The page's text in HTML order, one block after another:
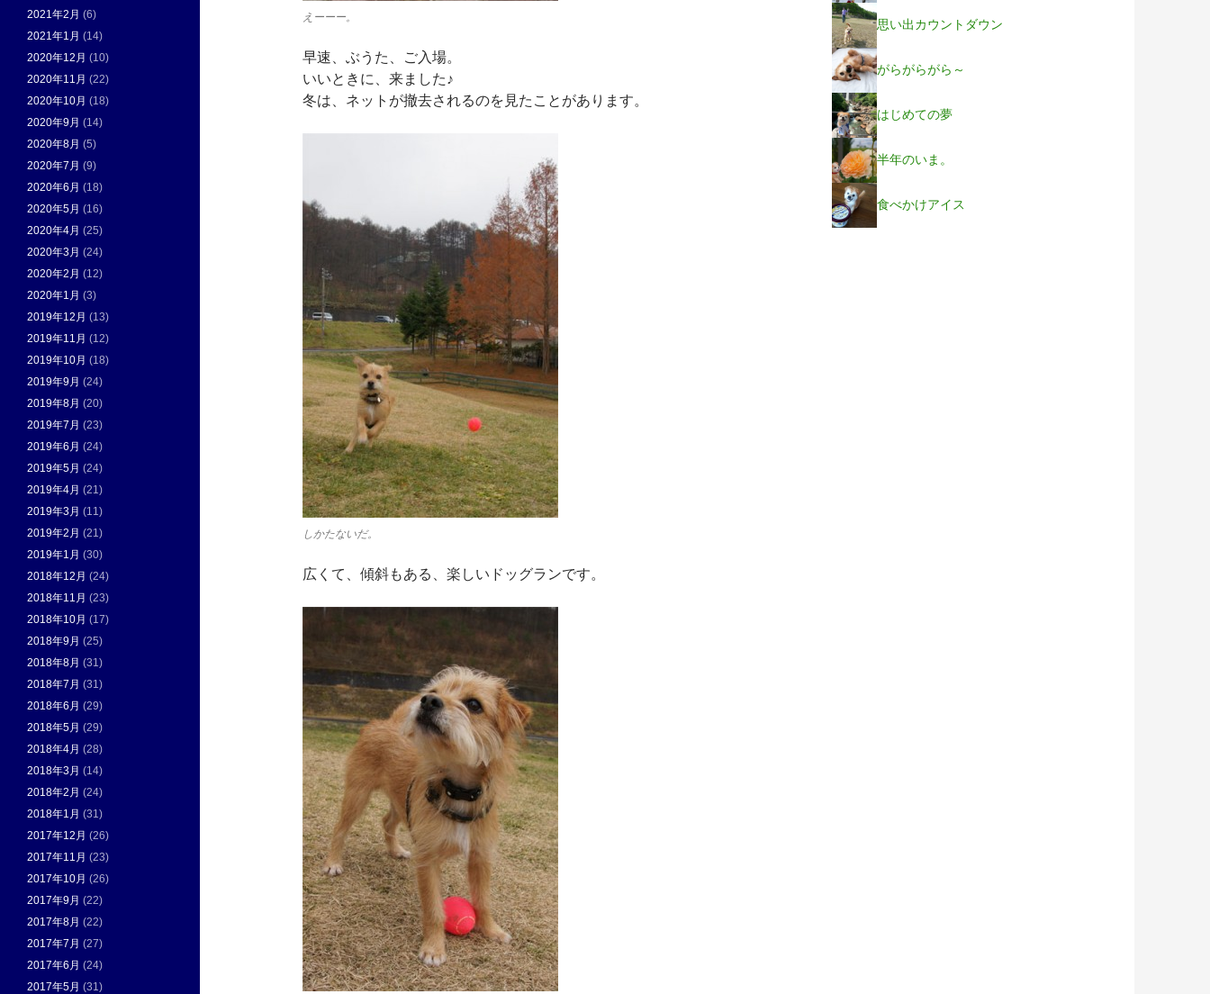
えーーー。
早速、ぶうた、ご入場。
いいときに、来ました♪
冬は、ネットが撤去されるのを見たことがあります。
しかたないだ。
広くて、傾斜もある、楽しいドッグランです。
思い出カウントダウン
がらがらがら～
はじめての夢
半年のいま。
食べかけアイス
2021年2月 (6)
2021年1月 (14)
2020年12月 (10)
2020年11月 (22)
2020年10月 (18)
2020年9月 (14)
2020年8月 (5)
2020年7月 (9)
2020年6月 (18)
2020年5月 (16)
2020年4月 (25)
2020年3月 (24)
2020年2月 (12)
2020年1月 (3)
2019年12月 (13)
2019年11月 (12)
2019年10月 (18)
2019年9月 (24)
2019年8月 (20)
2019年7月 (23)
2019年6月 (24)
2019年5月 (24)
2019年4月 (21)
2019年3月 (11)
2019年2月 (21)
2019年1月 (30)
2018年12月 (24)
2018年11月 (23)
2018年10月 (17)
2018年9月 (25)
2018年8月 (31)
2018年7月 (31)
2018年6月 (29)
2018年5月 (29)
2018年4月 (28)
2018年3月 (14)
2018年2月 (24)
2018年1月 (31)
2017年12月 (26)
2017年11月 (23)
2017年10月 (26)
2017年9月 (22)
2017年8月 (22)
2017年7月 (27)
2017年6月 (24)
2017年5月 (31)